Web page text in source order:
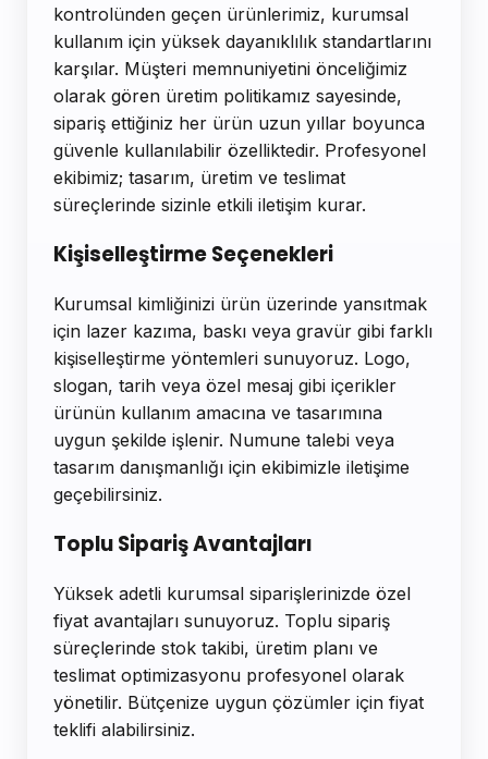
kontrolünden geçen ürünlerimiz, kurumsal
kullanım için yüksek dayanıklılık standartlarını
karşılar. Müşteri memnuniyetini önceliğimiz
olarak gören üretim politikamız sayesinde,
sipariş ettiğiniz her ürün uzun yıllar boyunca
güvenle kullanılabilir özelliktedir. Profesyonel
ekibimiz; tasarım, üretim ve teslimat
süreçlerinde sizinle etkili iletişim kurar.
Kişiselleştirme Seçenekleri
Kurumsal kimliğinizi ürün üzerinde yansıtmak
için lazer kazıma, baskı veya gravür gibi farklı
kişiselleştirme yöntemleri sunuyoruz. Logo,
slogan, tarih veya özel mesaj gibi içerikler
ürünün kullanım amacına ve tasarımına
uygun şekilde işlenir. Numune talebi veya
tasarım danışmanlığı için ekibimizle iletişime
geçebilirsiniz.
Toplu Sipariş Avantajları
Yüksek adetli kurumsal siparişlerinizde özel
fiyat avantajları sunuyoruz. Toplu sipariş
süreçlerinde stok takibi, üretim planı ve
teslimat optimizasyonu profesyonel olarak
yönetilir. Bütçenize uygun çözümler için fiyat
teklifi alabilirsiniz.